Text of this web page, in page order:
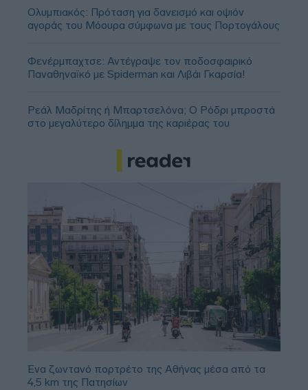
Ολυμπιακός: Πρόταση για δανεισμό και οψιόν
αγοράς του Μόουρα σύμφωνα με τους Πορτογάλους
Φενέρμπαχτσε: Αντέγραψε τον ποδοσφαιρικό
Παναθηναϊκό με Spiderman και Λιβάι Γκαρσία!
Ρεάλ Μαδρίτης ή Μπαρτσελόνα; Ο Ρόδρι μπροστά
στο μεγαλύτερο δίλημμα της καριέρας του
Ένα ζωντανό πορτρέτο της Αθήνας μέσα από τα
4,5 km της Πατησίων